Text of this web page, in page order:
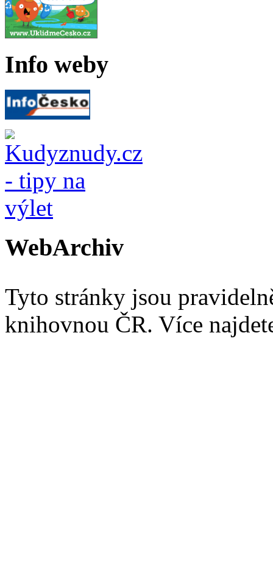
Info weby
WebArchiv
Tyto stránky jsou
knihovnou ČR. Více